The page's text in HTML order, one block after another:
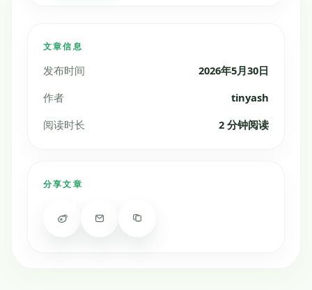
文章信息
发布时间
2026年5月30日
作者
tinyash
阅读时长
2 分钟阅读
分享文章